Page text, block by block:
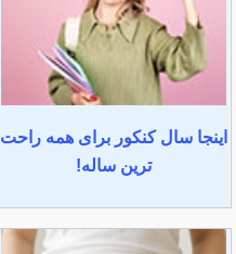
اینجا سال کنکور برای همه راحت
ترین ساله!